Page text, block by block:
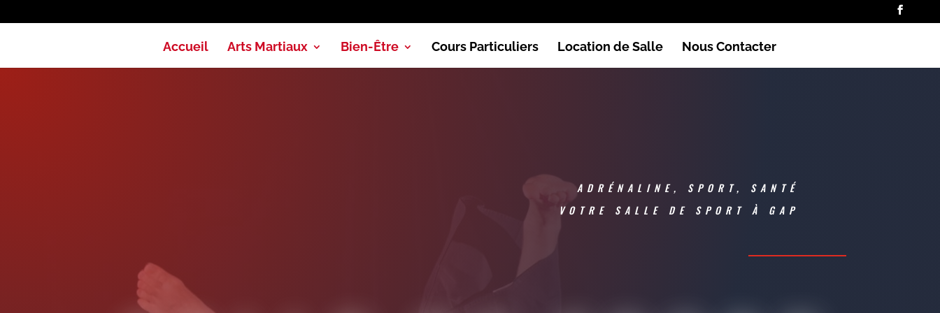
Accueil Arts Martiaux Bien-Être Cours Particuliers Location de Salle Nous Contacter
ADRÉNALINE, SPORT, SANTÉ
VOTRE SALLE DE SPORT À GAP